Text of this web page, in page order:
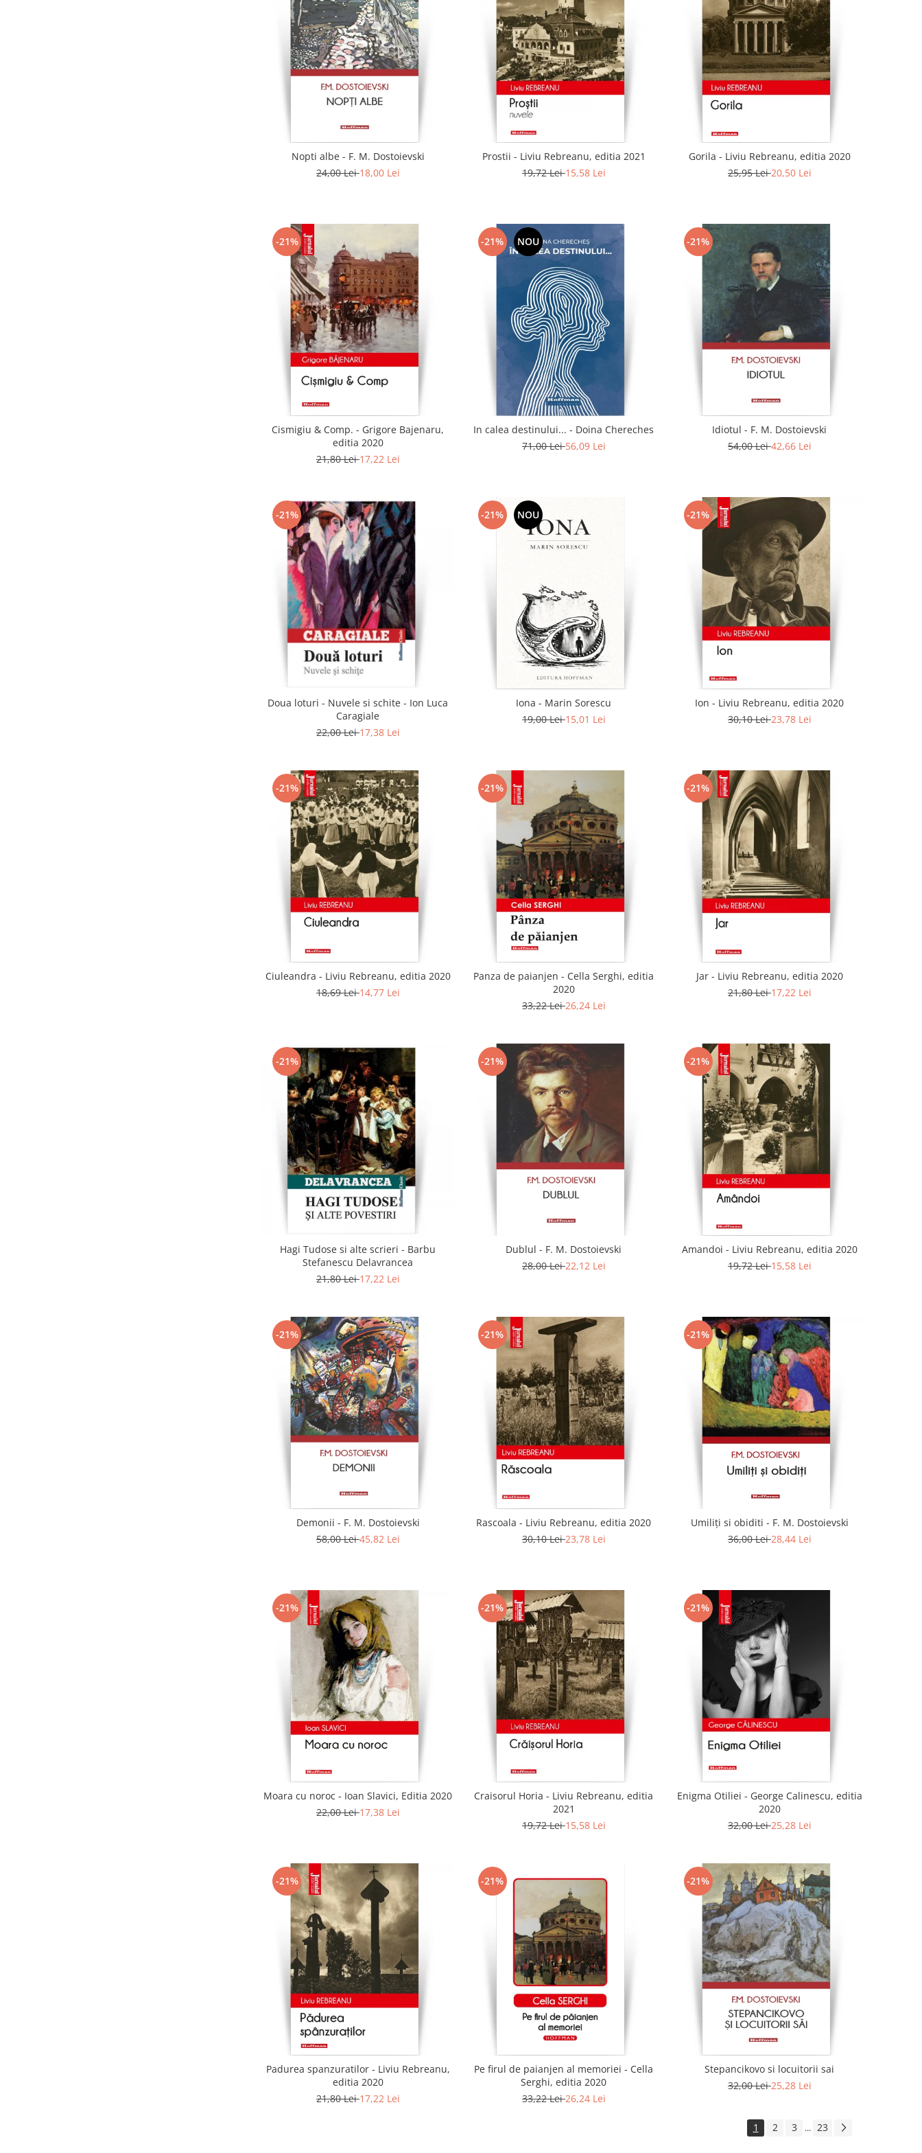
Nopti albe - F. M. Dostoievski
24,00 Lei18,00 Lei
Prostii - Liviu Rebreanu, editia 2021
19,72 Lei15,58 Lei
Gorila - Liviu Rebreanu, editia 2020
25,95 Lei20,50 Lei
-21%
Cismigiu & Comp. - Grigore Bajenaru,
editia 2020
21,80 Lei17,22 Lei
-21% NOU
In calea destinului... - Doina Chereches
71,00 Lei56,09 Lei
-21%
Idiotul - F. M. Dostoievski
54,00 Lei42,66 Lei
-21%
Doua loturi - Nuvele si schite - Ion Luca
Caragiale
22,00 Lei17,38 Lei
-21% NOU
Iona - Marin Sorescu
19,00 Lei15,01 Lei
-21%
Ion - Liviu Rebreanu, editia 2020
30,10 Lei23,78 Lei
-21%
Ciuleandra - Liviu Rebreanu, editia 2020
18,69 Lei14,77 Lei
-21%
Panza de paianjen - Cella Serghi, editia
2020
33,22 Lei26,24 Lei
-21%
Jar - Liviu Rebreanu, editia 2020
21,80 Lei17,22 Lei
-21%
Hagi Tudose si alte scrieri - Barbu
Stefanescu Delavrancea
21,80 Lei17,22 Lei
-21%
Dublul - F. M. Dostoievski
28,00 Lei22,12 Lei
-21%
Amandoi - Liviu Rebreanu, editia 2020
19,72 Lei15,58 Lei
-21%
Demonii - F. M. Dostoievski
58,00 Lei45,82 Lei
-21%
Rascoala - Liviu Rebreanu, editia 2020
30,10 Lei23,78 Lei
-21%
Umiliți si obiditi - F. M. Dostoievski
36,00 Lei28,44 Lei
-21%
Moara cu noroc - Ioan Slavici, Editia 2020
22,00 Lei17,38 Lei
-21%
Craisorul Horia - Liviu Rebreanu, editia
2021
19,72 Lei15,58 Lei
-21%
Enigma Otiliei - George Calinescu, editia
2020
32,00 Lei25,28 Lei
-21%
Padurea spanzuratilor - Liviu Rebreanu,
editia 2020
21,80 Lei17,22 Lei
-21%
Pe firul de paianjen al memoriei - Cella
Serghi, editia 2020
33,22 Lei26,24 Lei
-21%
Stepancikovo si locuitorii sai
32,00 Lei25,28 Lei
1 2 3 ... 23